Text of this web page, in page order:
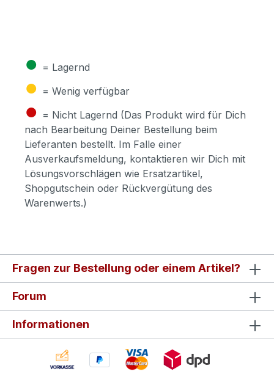
● = Lagernd
● = Wenig verfügbar
● = Nicht Lagernd (Das Produkt wird für Dich
nach Bearbeitung Deiner Bestellung beim
Lieferanten bestellt. Im Falle einer
Ausverkaufsmeldung, kontaktieren wir Dich mit
Lösungsvorschlägen wie Ersatzartikel,
Shopgutschein oder Rückvergütung des
Warenwerts.)
Fragen zur Bestellung oder einem Artikel?
Forum
Informationen